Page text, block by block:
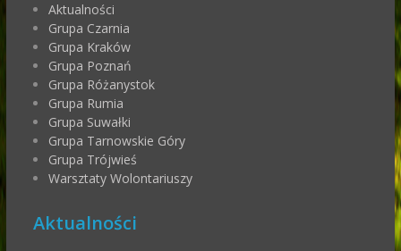
Aktualności
Grupa Czarnia
Grupa Kraków
Grupa Poznań
Grupa Różanystok
Grupa Rumia
Grupa Suwałki
Grupa Tarnowskie Góry
Grupa Trójwieś
Warsztaty Wolontariuszy
Aktualności